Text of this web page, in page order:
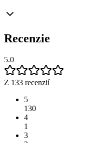
Recenzie
5.0
Z 133 recenzií
5
130
4
1
3